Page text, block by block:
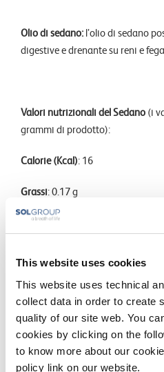
This website uses cookies
This website uses technical
collect data in order to create
quality of our site web. You
cookies by clicking on the
to know more about our
policy link on our website.
Olio di sedano: l’olio di sedano
digestive e drenante su reni e
Valori nutrizionali del Sedano (i
grammi di prodotto):
Calorie (Kcal): 16
Grassi: 0.17 g
Proteine: 0.69 g
Zuccheri: 1.83 g
Acqua : 95.43 g